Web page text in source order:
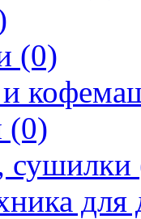
(0)
и
(0)
сушилки